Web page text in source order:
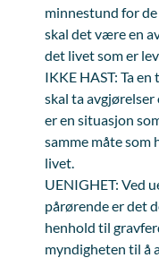
minnestund for
skal det være en
det livet som er
IKKE HAST: Ta
skal ta
er en situasjon
samme måte som
livet.
UENIGHET: Ved
pårørende er det
henhold til
myndigheten til å